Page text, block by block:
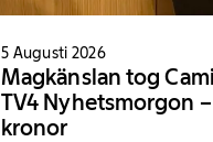
5 Augusti 2026
Magkänslan tog
TV4 Nyhetsmorgon
kronor